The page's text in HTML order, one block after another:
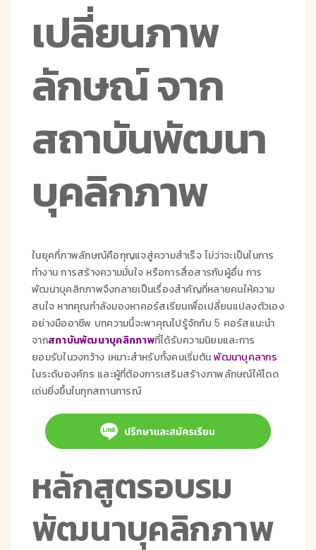
เปลี่ยนภาพ
ลักษณ์ จาก
สถาบันพัฒนา
บุคลิกภาพ
ในยุคที่ภาพลักษณ์คือกุญแจสู่ความสำเร็จ ไม่ว่าจะเป็นในการ
ทำงาน การสร้างความมั่นใจ หรือการสื่อสารกับผู้อื่น การ
พัฒนาบุคลิกภาพจึงกลายเป็นเรื่องสำคัญที่หลายคนให้ความ
สนใจ หากคุณกำลังมองหาคอร์สเรียนเพื่อเปลี่ยนแปลงตัวเอง
อย่างมืออาชีพ บทความนี้จะพาคุณไปรู้จักกับ 5 คอร์สแนะนำ
จากสถาบันพัฒนาบุคลิกภาพที่ได้รับความนิยมและการ
ยอมรับในวงกว้าง เหมาะสำหรับทั้งคนเริ่มต้นพัฒนาบุคลากร
ในระดับองค์กร และผู้ที่ต้องการเสริมสร้างภาพลักษณ์ให้โดด
เด่นยิ่งขึ้นในทุกสถานการณ์
หลักสูตรอบรม
พัฒนาบุคลิกภาพ